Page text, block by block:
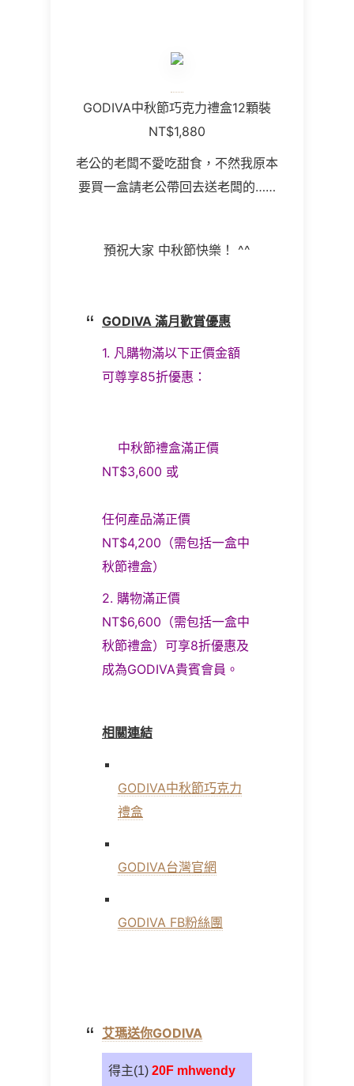
GODIVA中秋節巧克力禮盒12顆裝
NT$1,880
老公的老闆不愛吃甜食，不然我原本
要買一盒請老公帶回去送老闆的……
預祝大家 中秋節快樂！ ^^
GODIVA 滿月歡賞優惠
1. 凡購物滿以下正價金額
可尊享85折優惠：
中秋節禮盒滿正價
NT$3,600 或
任何產品滿正價
NT$4,200（需包括一盒中
秋節禮盒）
2. 購物滿正價
NT$6,600（需包括一盒中
秋節禮盒）可享8折優惠及
成為GODIVA貴賓會員。
相關連結
GODIVA中秋節巧克力
禮盒
GODIVA台灣官網
GODIVA FB粉絲團
艾瑪送你GODIVA
得主(1) 20F mhwendy